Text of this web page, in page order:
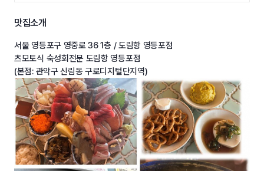
맛집소개
서울 영등포구 영중로 36 1층 / 도림항 영등포점
츠모토식 숙성회전문 도림항 영등포점
(본점: 관악구 신림동 구로디지털단지역)